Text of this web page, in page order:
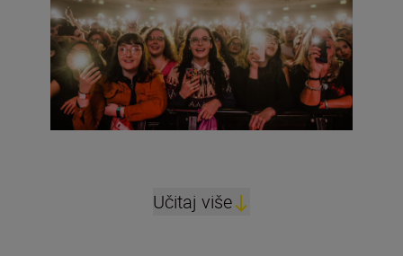
Učitaj više